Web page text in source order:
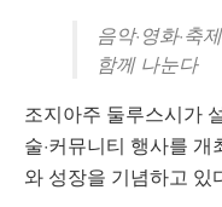
음악·영화·축
함께 나눈다
조지아주 둘루스시가
술·커뮤니티 행사를
와 성장을 기념하고 있